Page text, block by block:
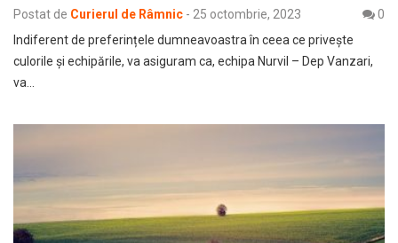
Postat de Curierul de Râmnic - 25 octombrie, 2023
0
Indiferent de preferințele dumneavoastra în ceea ce privește
culorile și echipările, va asiguram ca, echipa Nurvil – Dep Vanzari,
va…